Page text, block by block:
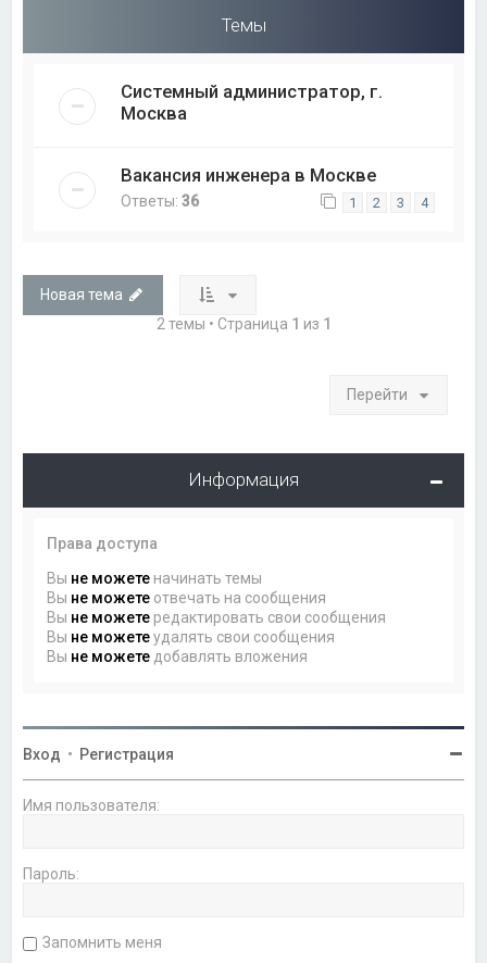
Темы
Системный администратор, г.
Москва
Вакансия инженера в Москве
Ответы:36 1 2 3 4
Новая тема
2 темы • Страница 1 из 1
Перейти
Информация
Права доступа
Вы не можете начинать темы
Вы не можете отвечать на сообщения
Вы не можете редактировать свои сообщения
Вы не можетеудалять свои сообщения
Вы не можете добавлять вложения
Вход • Регистрация
Имя пользователя:
Пароль:
Запомнить меня